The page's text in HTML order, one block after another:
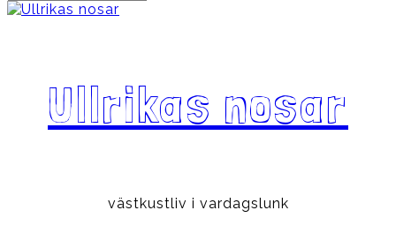
Ullrikas nosar
västkustliv i vardagslunk